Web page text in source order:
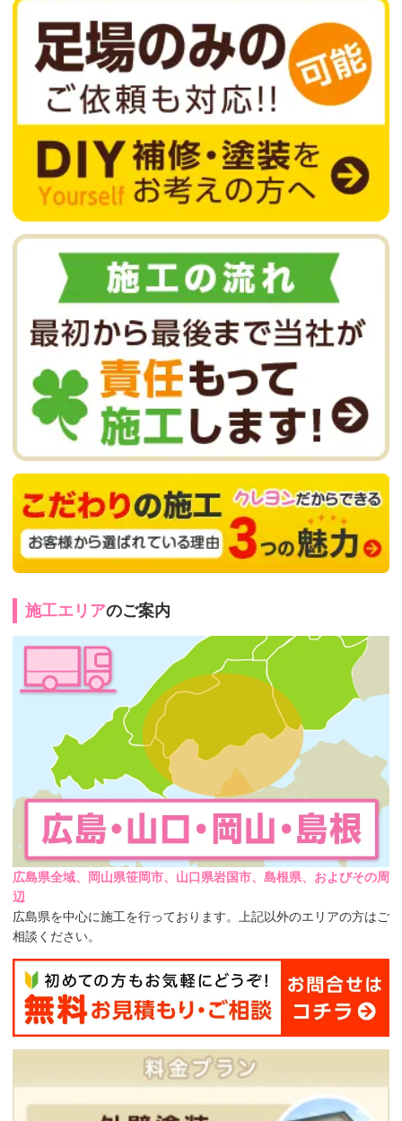
施工エリアのご案内
広島県全域、岡山県笹岡市、山口県岩国市、島根県、およびその周
辺
広島県を中心に施工を行っております。上記以外のエリアの方はご
相談ください。